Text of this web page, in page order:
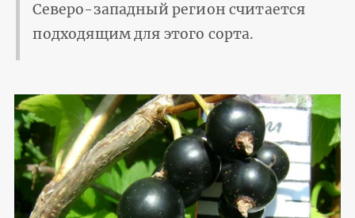
Северо-западный регион считается
подходящим для этого сорта.